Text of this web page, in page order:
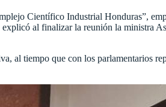
Científico Industrial Honduras”,
al finalizar la reunión la ministra
tiempo que con los parlamentarios